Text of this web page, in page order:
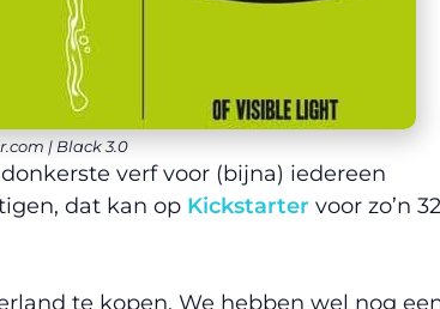
| Black 3.0
verf voor (bijna) iedereen
dat kan op Kickstarter voor zo’n 32
te kopen. We hebben wel nog